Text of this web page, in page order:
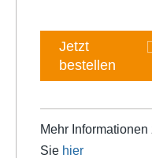
Jetzt
bestellen
Mehr
Sie hier